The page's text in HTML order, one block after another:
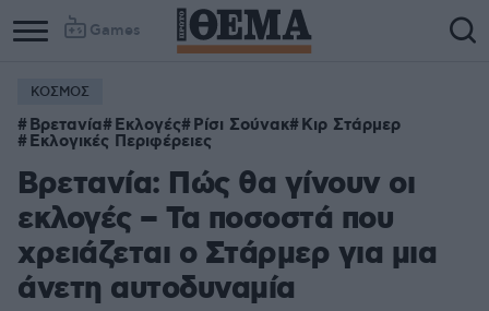
Games
ΚΟΣΜΟΣ
Βρετανία Εκλογές Ρίσι Σούνακ Κιρ Στάρμερ
Εκλογικές Περιφέρειες
Βρετανία: Πώς θα γίνουν οι
εκλογές – Τα ποσοστά που
χρειάζεται ο Στάρμερ για μια
άνετη αυτοδυναμία